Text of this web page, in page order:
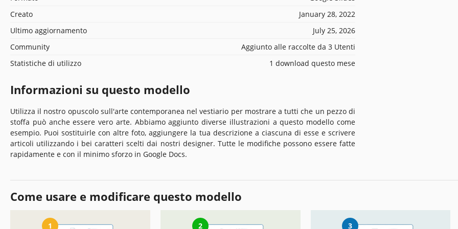
Creato
January 28, 2022
Ultimo aggiornamento
July 25, 2026
Community
Aggiunto alle raccolte da 3 Utenti
Statistiche di utilizzo
1 download questo mese
Informazioni su questo modello
Utilizza il nostro opuscolo sull'arte contemporanea nel vestiario per mostrare a tutti che un pezzo di
stoffa può anche essere vero arte. Abbiamo aggiunto diverse illustrazioni a questo modello come
esempio. Puoi sostituirle con altre foto, aggiungere la tua descrizione a ciascuna di esse e scrivere
articoli utilizzando i bei caratteri scelti dai nostri designer. Tutte le modifiche possono essere fatte
rapidamente e con il minimo sforzo in Google Docs.
Come usare e modificare questo modello
1 2 3